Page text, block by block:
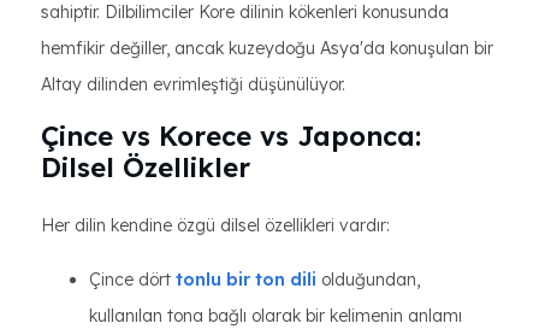
sahiptir. Dilbilimciler Kore dilinin kökenleri konusunda
hemfikir değiller, ancak kuzeydoğu Asya'da konuşulan bir
Altay dilinden evrimleştiği düşünülüyor.
Çince vs Korece vs Japonca:
Dilsel Özellikler
Her dilin kendine özgü dilsel özellikleri vardır:
Çince dört tonlu bir ton dili olduğundan,
kullanılan tona bağlı olarak bir kelimenin anlamı